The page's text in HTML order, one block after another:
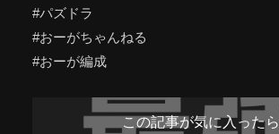
#パズドラ
#おーがちゃんねる
#おーが編成
この記事が気に入ったら